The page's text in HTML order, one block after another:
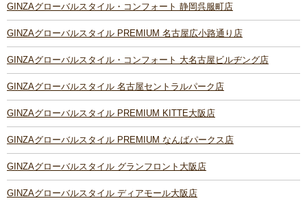
GINZAグローバルスタイル・コンフォート 静岡呉服町店
GINZAグローバルスタイル PREMIUM 名古屋広小路通り店
GINZAグローバルスタイル・コンフォート 大名古屋ビルヂング店
GINZAグローバルスタイル 名古屋セントラルパーク店
GINZAグローバルスタイル PREMIUM KITTE大阪店
GINZAグローバルスタイル PREMIUM なんばパークス店
GINZAグローバルスタイル グランフロント大阪店
GINZAグローバルスタイル ディアモール大阪店